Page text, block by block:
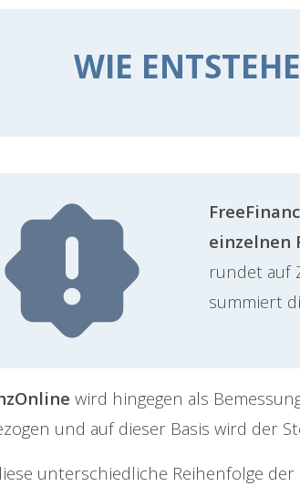
WIE
einzelnen
rundet auf
summiert
wird hingegen als
und auf dieser Basis wird der
unterschiedliche Reihenfolge